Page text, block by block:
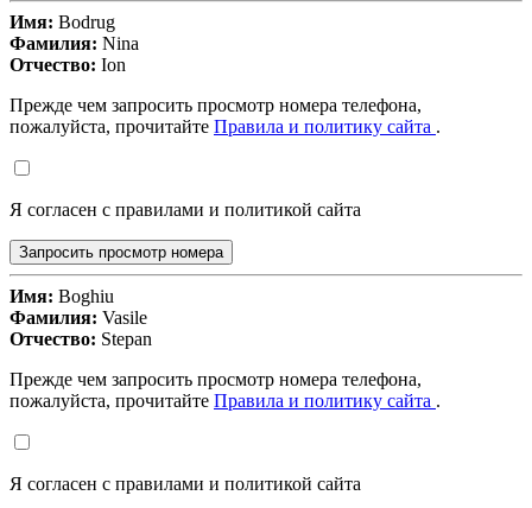
Имя: Bodrug
Фамилия: Nina
Отчество: Ion
Прежде чем запросить просмотр номера телефона,
пожалуйста, прочитайте Правила и политику сайта .
Я согласен с правилами и политикой сайта
Запросить просмотр номера
Имя: Boghiu
Фамилия: Vasile
Отчество: Stepan
Прежде чем запросить просмотр номера телефона,
пожалуйста, прочитайте Правила и политику сайта .
Я согласен с правилами и политикой сайта